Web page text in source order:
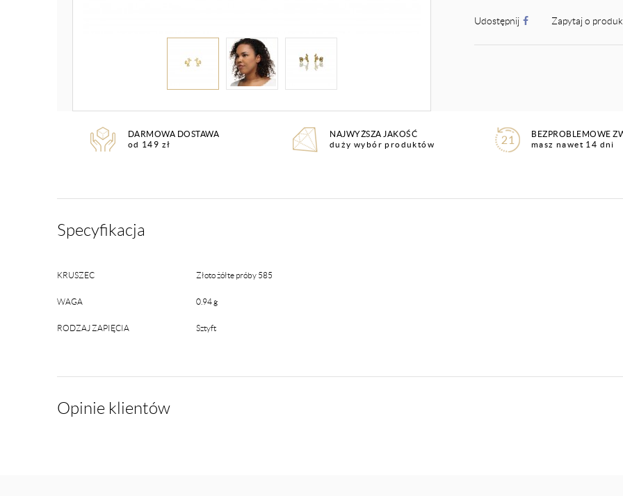
Udostępnij Zapytaj o
DARMOWA DOSTAWA
od 149 zł
NAJWYŻSZA JAKOŚĆ
duży wybór produktów
BEZPROBLEMOWE
masz nawet 14 dni
Specyfikacja
KRUSZEC Złoto żółte próby 585
WAGA 0.94 g
RODZAJ ZAPIĘCIA Sztyft
Opinie klientów